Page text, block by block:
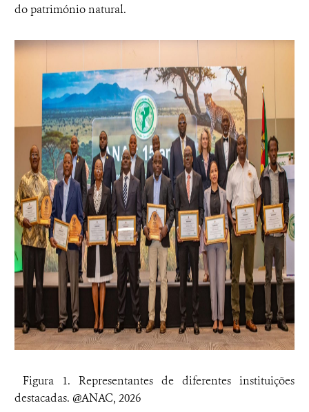
do património natural.
Figura 1. Representantes de diferentes instituições
destacadas. @ANAC, 2026